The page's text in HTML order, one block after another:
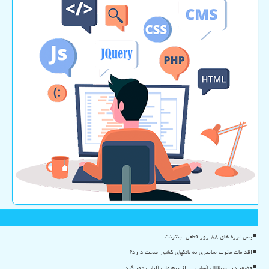
پس لرزه های ۸۸ روز قطعی اینترنت
اقدامات مخرب سایبری به بانکهای کشور صحت دارد؟